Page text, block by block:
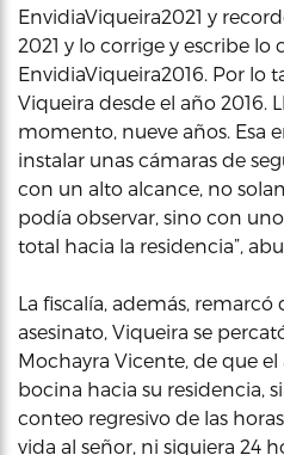
EnvidiaViqueira2021 y
2021 y lo corrige y escribe lo
EnvidiaViqueira2016. Por lo
Viqueira desde el año 2016.
momento, nueve años. Esa
instalar unas cámaras de
con un alto alcance, no
podía observar, sino con
total hacia la residencia”,
La fiscalía, además,
asesinato, Viqueira se
Mochayra Vicente, de que
bocina hacia su residencia,
conteo regresivo de las
vida al señor, ni siquiera 24